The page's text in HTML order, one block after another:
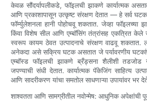
केवळ सौंदर्यापलीकडे, फॉइलची झाकणे कार्यात्मक
आणि प्रकाशापासून उत्कृष्ट संरक्षण देतात — हे सर्व घटक
फॉर्म्युलेशनला हानी पोहोचवू शकतात. जेव्हा फॉइलच्या
किंवा विशेष सील आणि एम्बॉसिंग तंत्रांसह एकत्रित केले
स्वरूप कायम ठेवत उत्पादनाचे संरक्षण वाढवू शकतात.
अनेकदा असे सक्रिय घटक असतात जे पर्यावरणीय
एम्बॉस्ड फॉइलची झाकणे ब्रँड्सना शैलीशी तडजोड
जपण्याची संधी देतात. कार्यात्मक पॅकेजिंग साहित्य
आणि सादरीकरण यांचा समतोल साधणाऱ्या उपायांवर भर
शाश्वतता आणि सामग्रीतील नवोन्मेष: आधुनिक अपेक्षांची